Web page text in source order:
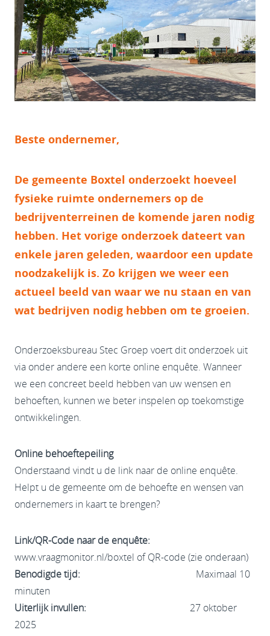
Beste ondernemer,
De gemeente Boxtel onderzoekt hoeveel
fysieke ruimte ondernemers op de
bedrijventerreinen de komende jaren nodig
hebben. Het vorige onderzoek dateert van
enkele jaren geleden, waardoor een update
noodzakelijk is. Zo krijgen we weer een
actueel beeld van waar we nu staan en van
wat bedrijven nodig hebben om te groeien.
Onderzoeksbureau Stec Groep voert dit onderzoek uit
via onder andere een korte online enquête. Wanneer
we een concreet beeld hebben van uw wensen en
behoeften, kunnen we beter inspelen op toekomstige
ontwikkelingen.
Online behoeftepeiling
Onderstaand vindt u de link naar de online enquête.
Helpt u de gemeente om de behoefte en wensen van
ondernemers in kaart te brengen?
Link/QR-Code naar de enquête:
www.vraagmonitor.nl/boxtel of QR-code (zie onderaan)
Benodigde tijd: Maximaal 10
minuten
Uiterlijk invullen: 27 oktober
2025